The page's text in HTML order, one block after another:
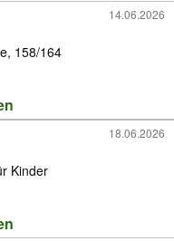
14.06.2026
158/164
18.06.2026
Kinder